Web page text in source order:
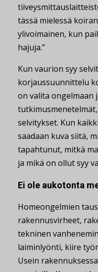
tässä mielessä
ylivoimainen, kun
hajuja.”
Kun vaurion syy
korjaussuunnittelu
on valita ongelmaan
selvitykset. Kun
saadaan kuva siitä,
tapahtunut, mitkä
ja mikä on ollut syy
Ei ole aukotonta
Homeongelmien
rakennusvirheet,
tekninen
laiminlyönti, kiire
Usein